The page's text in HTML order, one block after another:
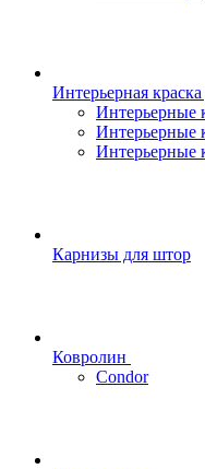
Интерьерная краска
Интерьерные
Интерьерные
Интерьерные
Карнизы для штор
Ковролин
Condor